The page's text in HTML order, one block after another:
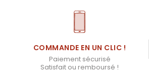
COMMANDE EN UN CLIC !
Paiement sécurisé
Satisfait ou remboursé !